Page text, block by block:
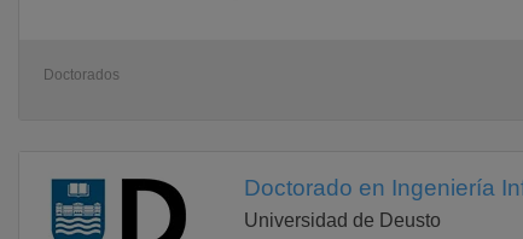
Doctorados
Doctorado en Ingeniería
Universidad de Deusto